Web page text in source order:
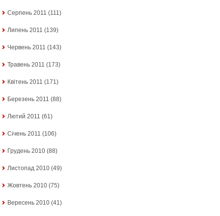
Серпень 2011 (111)
Липень 2011 (139)
Червень 2011 (143)
Травень 2011 (173)
Квітень 2011 (171)
Березень 2011 (88)
Лютий 2011 (61)
Січень 2011 (106)
Грудень 2010 (88)
Листопад 2010 (49)
Жовтень 2010 (75)
Вересень 2010 (41)